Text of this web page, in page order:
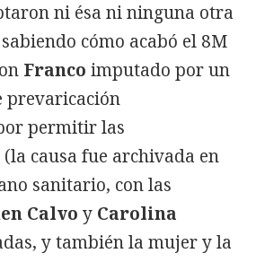
ni ésa ni ninguna otra
cómo acabó el 8M
Franco imputado por un
prevaricación
permitir las
causa fue archivada en
sanitario, con las
Calvo y Carolina
y también la mujer y la